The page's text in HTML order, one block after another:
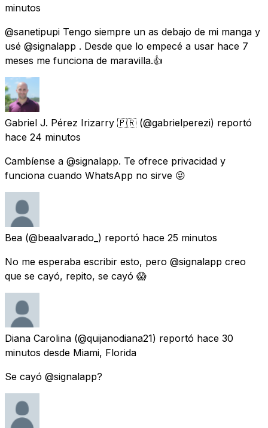
minutos
@sanetipupi Tengo siempre un as debajo de mi manga y
usé @signalapp . Desde que lo empecé a usar hace 7
meses me funciona de maravilla.👍
Gabriel J. Pérez Irizarry 🇵🇷 (@gabrielperezi) reportó
hace 24 minutos
Cambíense a @signalapp. Te ofrece privacidad y
funciona cuando WhatsApp no sirve 😜
Bea (@beaalvarado_) reportó hace 25 minutos
No me esperaba escribir esto, pero @signalapp creo
que se cayó, repito, se cayó 😱
Diana Carolina (@quijanodiana21) reportó hace 30
minutos desde Miami, Florida
Se cayó @signalapp?